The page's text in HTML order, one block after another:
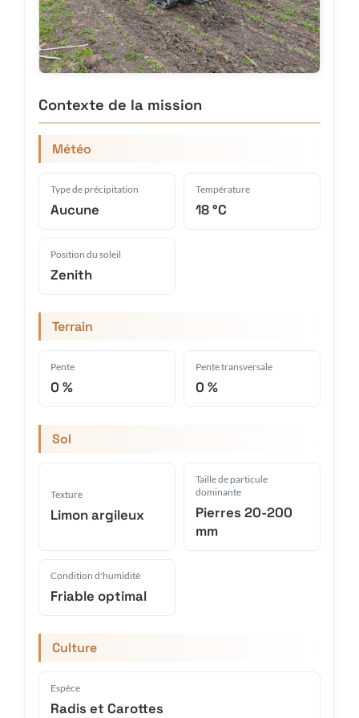
Contexte de la mission
Météo
Type de précipitation
Aucune
Température
18 °C
Position du soleil
Zenith
Terrain
Pente
0 %
Pente transversale
0 %
Sol
Texture
Limon argileux
Taille de particule
dominante
Pierres 20-200
mm
Condition d'humidité
Friable optimal
Culture
Espèce
Radis et Carottes